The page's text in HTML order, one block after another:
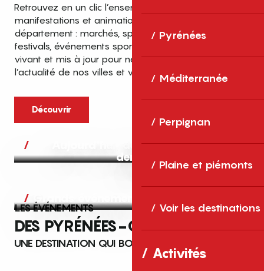
Pyrénées
Méditerranée
Perpignan
Plaine et piémonts
Voir les destinations
Activités
Retrouvez en un clic l’ensemble des fêtes,
manifestations et animations recensées dans le
département : marchés, spectacles, expositions,
festivals, événements sportifs et culturels… un agenda
vivant et mis à jour pour ne rien manquer de
l’actualité de nos villes et villages.
Découvrir
Aujourd’hui, demain et après-
demain
Grands événements
LES ÉVÉNEMENTS
DES PYRÉNÉES-ORIENTALES
UNE DESTINATION QUI BOUGE TOUTE L’ANNÉE